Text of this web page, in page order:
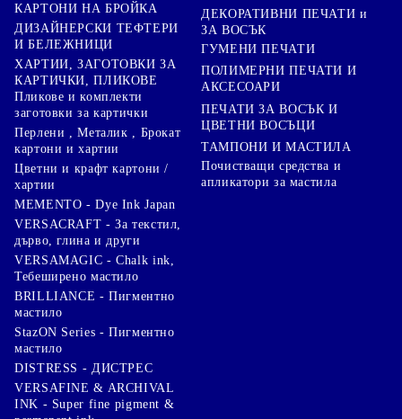
КАРТОНИ НА БРОЙКА
ДИЗАЙНЕРСКИ ТЕФТЕРИ
И БЕЛЕЖНИЦИ
ХАРТИИ, ЗАГОТОВКИ ЗА
КАРТИЧКИ, ПЛИКОВЕ
Пликове и комплекти
заготовки за картички
Перлени , Металик , Брокат
картони и хартии
Цветни и крафт картони /
хартии
ДЕКОРАТИВНИ ПЕЧАТИ и
ЗА ВОСЪК
ГУМЕНИ ПЕЧАТИ
ПОЛИМЕРНИ ПЕЧАТИ И
АКСЕСОАРИ
ПЕЧАТИ ЗА ВОСЪК И
ЦВЕТНИ ВОСЪЦИ
ТАМПОНИ И МАСТИЛА
Почистващи средства и
апликатори за мастила
MEMENTO - Dye Ink Japan
VERSACRAFT - За текстил,
дърво, глина и други
VERSAMAGIC - Chalk ink,
Тебеширено мастило
BRILLIANCE - Пигментно
мастило
StazON Series - Пигментно
мастило
DISTRESS - ДИСТРЕС
VERSAFINE & ARCHIVAL
INK - Super fine pigment &